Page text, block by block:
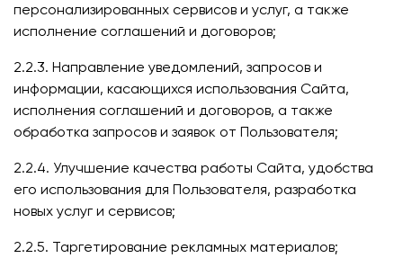
персонализированных сервисов и услуг, а также
исполнение соглашений и договоров;
2.2.3. Направление уведомлений, запросов и
информации, касающихся использования Сайта,
исполнения соглашений и договоров, а также
обработка запросов и заявок от Пользователя;
2.2.4. Улучшение качества работы Сайта, удобства
его использования для Пользователя, разработка
новых услуг и сервисов;
2.2.5. Таргетирование рекламных материалов;